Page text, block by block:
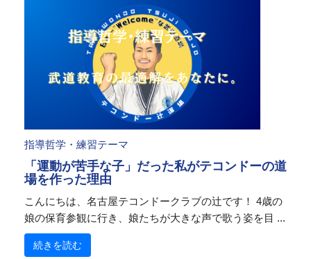
指導哲学・練習テーマ
「運動が苦手な子」だった私がテコンドーの道
場を作った理由
こんにちは、名古屋テコンドークラブの辻です！ 4歳の
娘の保育参観に行き、娘たちが大きな声で歌う姿を目 ...
続きを読む